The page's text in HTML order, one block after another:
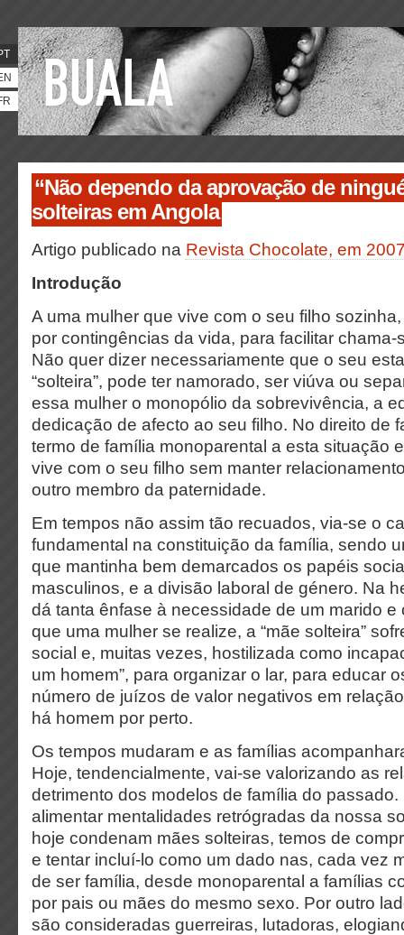
“Não dependo da aprovação de
solteiras em Angola
Artigo publicado na Revista Chocolate, em
Introdução
A uma mulher que vive com o seu filho
por contingências da vida, para facilitar chama-
Não quer dizer necessariamente que o seu
“solteira”, pode ter namorado, ser viúva ou
essa mulher o monopólio da sobrevivência, a
dedicação de afecto ao seu filho. No direito de
termo de família monoparental a esta situação
vive com o seu filho sem manter
outro membro da paternidade.
Em tempos não assim tão recuados, via-se o
fundamental na constituição da família, sendo
que mantinha bem demarcados os papéis
masculinos, e a divisão laboral de género. Na
dá tanta ênfase à necessidade de um marido e
que uma mulher se realize, a “mãe solteira”
social e, muitas vezes, hostilizada como
um homem”, para organizar o lar, para educar
número de juízos de valor negativos em
há homem por perto.
Os tempos mudaram e as famílias
Hoje, tendencialmente, vai-se valorizando as
detrimento dos modelos de família do
alimentar mentalidades retrógradas da nossa
hoje condenam mães solteiras, temos de
e tentar incluí-lo como um dado nas, cada vez
de ser família, desde monoparental a famílias
por pais ou mães do mesmo sexo. Por outro
são consideradas guerreiras, lutadoras,